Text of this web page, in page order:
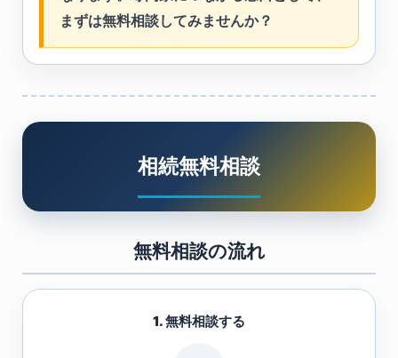
まずは無料相談してみませんか？
相続無料相談
無料相談の流れ
1. 無料相談する